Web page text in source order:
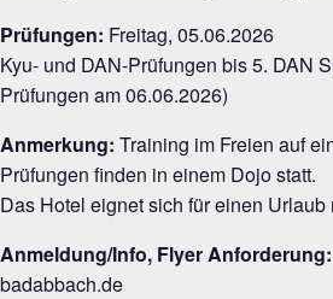
Prüfungen: Freitag, 05.06.2026
Kyu- und DAN-Prüfungen bis 5. DAN
Prüfungen am 06.06.2026)
Anmerkung: Training im Freien auf
Prüfungen finden in einem Dojo statt.
Das Hotel eignet sich für einen Urlaub
Anmeldung/Info, Flyer Anforderung:
badabbach.de